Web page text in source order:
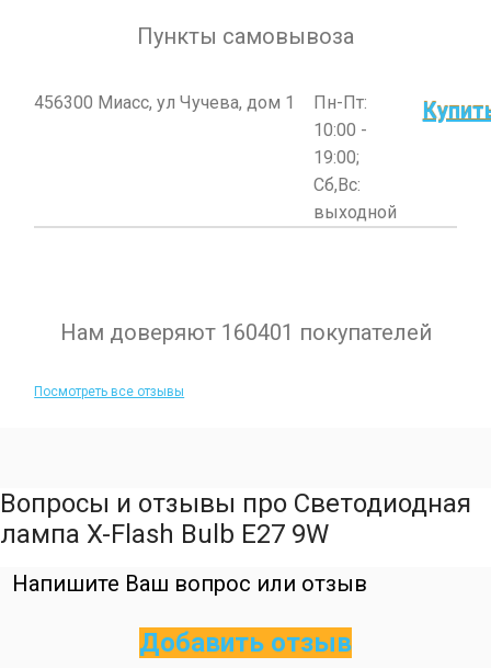
Пункты самовывоза
456300 Миасс, ул Чучева, дом 1
Пн-Пт:
10:00 -
19:00;
Сб,Вс:
выходной
Нам доверяют 160401 покупателей
Посмотреть все отзывы
Вопросы и отзывы про Cветодиодная
лампа X-Flash Bulb E27 9W
Напишите Ваш вопрос или отзыв
Добавить отзыв